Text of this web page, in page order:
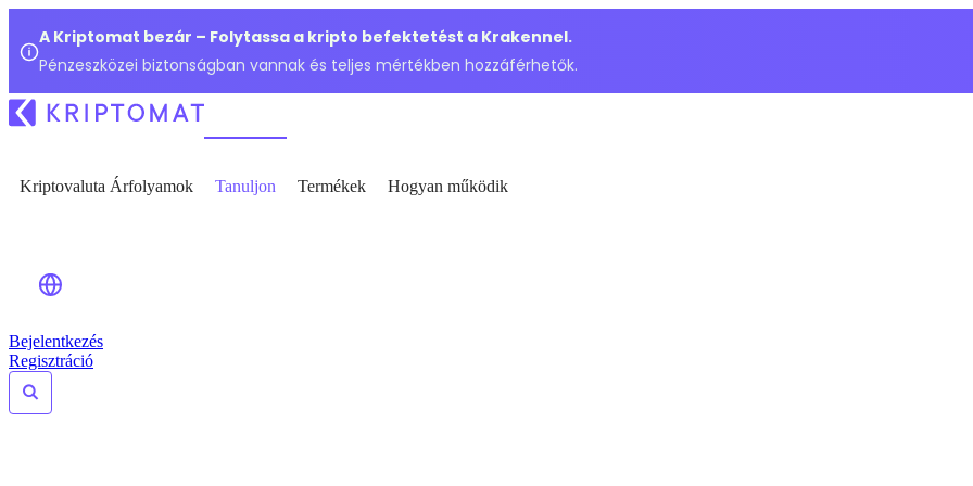
A Kriptomat bezár – Folytassa a kripto befektetést a Krakennel.
Pénzeszközei biztonságban vannak és teljes mértékben hozzáférhetők.
Kriptovaluta Árfolyamok Tanuljon Termékek Hogyan működik
Bejelentkezés
Regisztráció